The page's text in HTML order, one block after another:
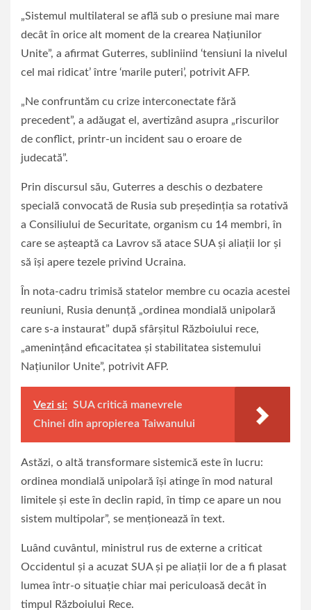
„Sistemul multilateral se află sub o presiune mai mare
decât în orice alt moment de la crearea Naţiunilor
Unite”, a afirmat Guterres, subliniind ‘tensiuni la nivelul
cel mai ridicat’ între ‘marile puteri’, potrivit AFP.
„Ne confruntăm cu crize interconectate fără
precedent”, a adăugat el, avertizând asupra „riscurilor
de conflict, printr-un incident sau o eroare de
judecată”.
Prin discursul său, Guterres a deschis o dezbatere
specială convocată de Rusia sub preşedinţia sa rotativă
a Consiliului de Securitate, organism cu 14 membri, în
care se aşteaptă ca Lavrov să atace SUA şi aliaţii lor şi
să îşi apere tezele privind Ucraina.
În nota-cadru trimisă statelor membre cu ocazia acestei
reuniuni, Rusia denunţă „ordinea mondială unipolară
care s-a instaurat” după sfârşitul Războiului rece,
„ameninţând eficacitatea şi stabilitatea sistemului
Naţiunilor Unite”, potrivit AFP.
Vezi si: SUA critică manevrele
Chinei din apropierea Taiwanului
Astăzi, o altă transformare sistemică este în lucru:
ordinea mondială unipolară îşi atinge în mod natural
limitele şi este în declin rapid, în timp ce apare un nou
sistem multipolar”, se menţionează în text.
Luând cuvântul, ministrul rus de externe a criticat
Occidentul şi a acuzat SUA şi pe aliaţii lor de a fi plasat
lumea într-o situaţie chiar mai periculoasă decât în
timpul Războiului Rece.